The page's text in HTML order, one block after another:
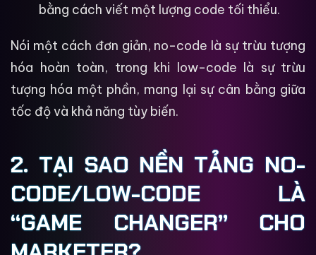
bằng cách viết một lượng code tối thiểu.
Nói một cách đơn giản, no-code là sự trừu tượng
hóa hoàn toàn, trong khi low-code là sự trừu
tượng hóa một phần, mang lại sự cân bằng giữa
tốc độ và khả năng tùy biến.
2. TẠI SAO NỀN TẢNG NO-
CODE/LOW-CODE LÀ
“GAME CHANGER” CHO